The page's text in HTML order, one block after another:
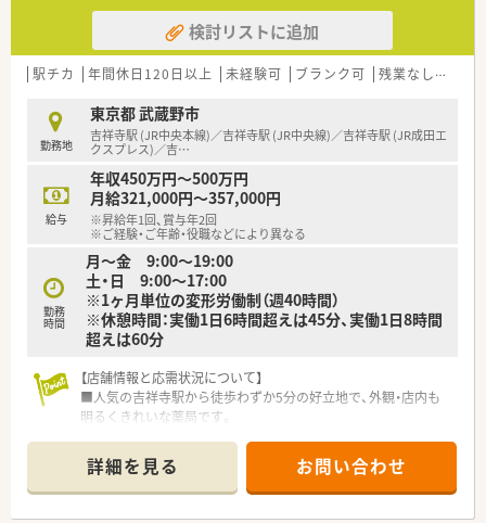
検討リストに追加
駅チカ 年間休日120日以上 未経験可 ブランク可 残業なし(ほぼなし含む)
勤務地
東京都 武蔵野市
吉祥寺駅 (JR中央本線)／吉祥寺駅 (JR中央線)／吉祥寺駅 (JR成田エ
クスプレス)／吉…
給与
年収450万円～500万円
月給321,000円～357,000円
※昇給年1回、賞与年2回
※ご経験・ご年齢・役職などにより異なる
勤務
時間
月～金 9:00～19:00
土・日 9:00～17:00
※1ヶ月単位の変形労働制（週40時間）
※休憩時間：実働1日6時間超えは45分、実働1日8時間
超えは60分
【店舗情報と応需状況について】
■人気の吉祥寺駅から徒歩わずか5分の好立地で、外観・店内も
明るくきれいな薬局です。
の処方箋を応需します。
■常時7～8名体制で勤務しており、スタッフ同士が協力し合え
る環境が整っています。
詳細を見る お問い合わせ